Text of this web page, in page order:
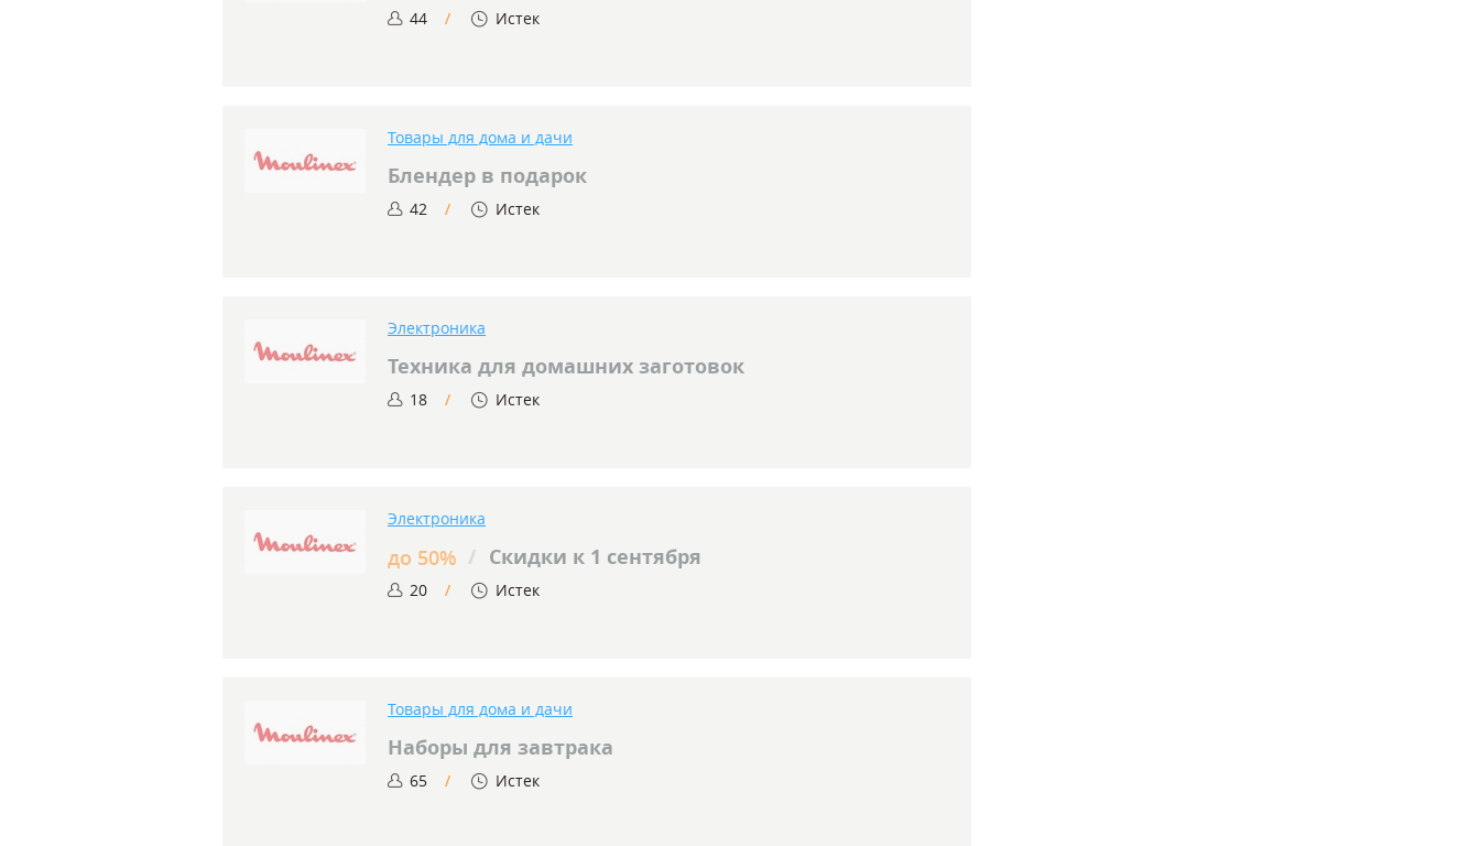
44 Истек
Товары для дома и дачи
Блендер в подарок
42 Истек
Электроника
Техника для домашних заготовок
18 Истек
Электроника
до 50% / Скидки к 1 сентября
20 Истек
Товары для дома и дачи
Наборы для завтрака
65 Истек